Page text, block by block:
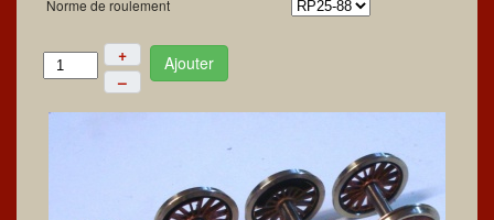
Norme de roulement
+
–
Ajouter